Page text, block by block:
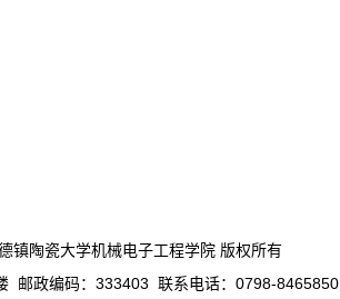
镇陶瓷大学机械电子工程学院 版权所有
邮政编码：333403 联系电话：0798-8465850